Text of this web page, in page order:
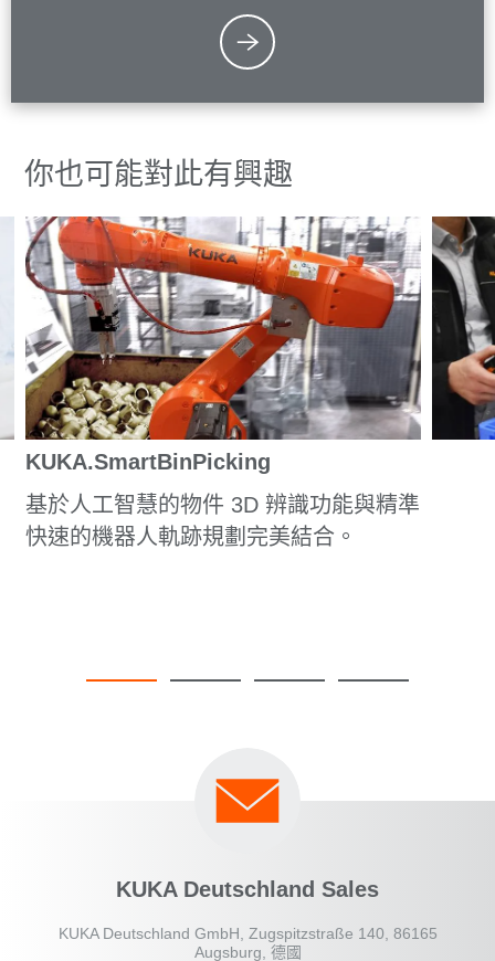
你也可能對此有興趣
KUKA.SmartBinPicking
基於人工智慧的物件 3D 辨識功能與精準
快速的機器人軌跡規劃完美結合。
KUKA Deutschland Sales
KUKA Deutschland GmbH, Zugspitzstraße 140, 86165
Augsburg, 德國